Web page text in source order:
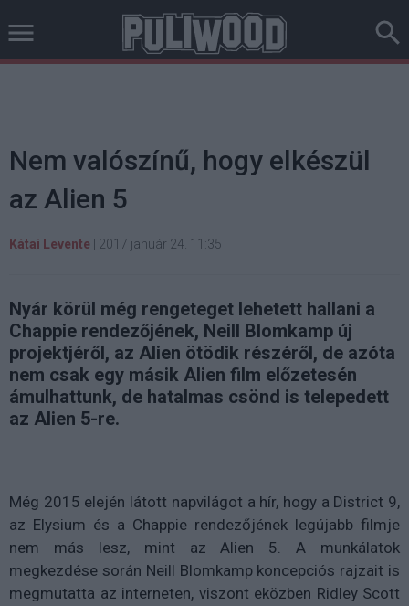
Nem valószínű, hogy elkészül
az Alien 5
Kátai Levente 2017 január 24. 11:35
Nyár körül még rengeteget lehetett hallani a
Chappie rendezőjének, Neill Blomkamp új
projektjéről, az Alien ötödik részéről, de azóta
nem csak egy másik Alien film előzetesén
ámulhattunk, de hatalmas csönd is telepedett
az Alien 5-re.
Még 2015 elején látott napvilágot a hír, hogy a District 9,
az Elysium és a Chappie rendezőjének legújabb filmje
nem más lesz, mint az Alien 5. A munkálatok
megkezdése során Neill Blomkamp koncepciós rajzait is
megmutatta az interneten, viszont eközben Ridley Scott